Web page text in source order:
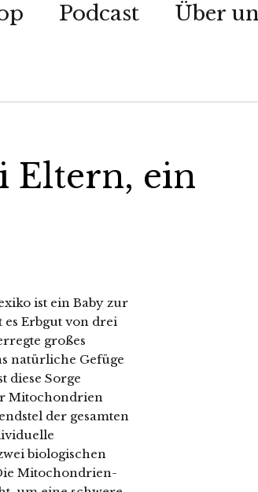
Podcast Über
Eltern, ein
ist ein Baby zur
es Erbgut von drei
großes
natürliche Gefüge
diese Sorge
Mitochondrien
der gesamten
biologischen
Mitochondrien-